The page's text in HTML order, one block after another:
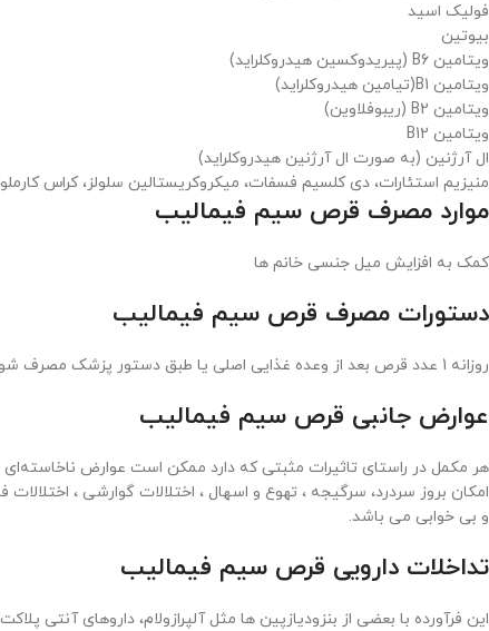
فولیک اسید
بیوتین
ویتامین B6 (پیریدوکسین هیدروکلراید)
ویتامین B1(تیامین هیدروکلراید)
ویتامین B2 (ریبوفلاوین)
ویتامین B12
ال آرژنین (به صورت ال آرژنین هیدروکلراید)
منیزیم استئارات، دی کلسیم فسفات، میکروکریستالین سلولز، کراس
موارد مصرف قرص سیم فیمالیب
کمک به افزایش میل جنسی خانم ها
دستورات مصرف قرص سیم فیمالیب
روزانه 1 عدد قرص بعد از وعده غذایی اصلی یا طبق دستور پزشک مصرف شود.
عوارض جانبی قرص سیم فیمالیب
هر مکمل در راستای تاثیرات مثبتی که دارد ممکن است عوارض
امکان بروز سردرد، سرگیجه ، تهوع و اسهال ، اختلالات گوارشی ،
و بی خوابی می باشد.
تداخلات دارویی قرص سیم فیمالیب
این فرآورده با بعضی از بنزودیازپین ها مثل آلپرازولام، داروهای آنتی